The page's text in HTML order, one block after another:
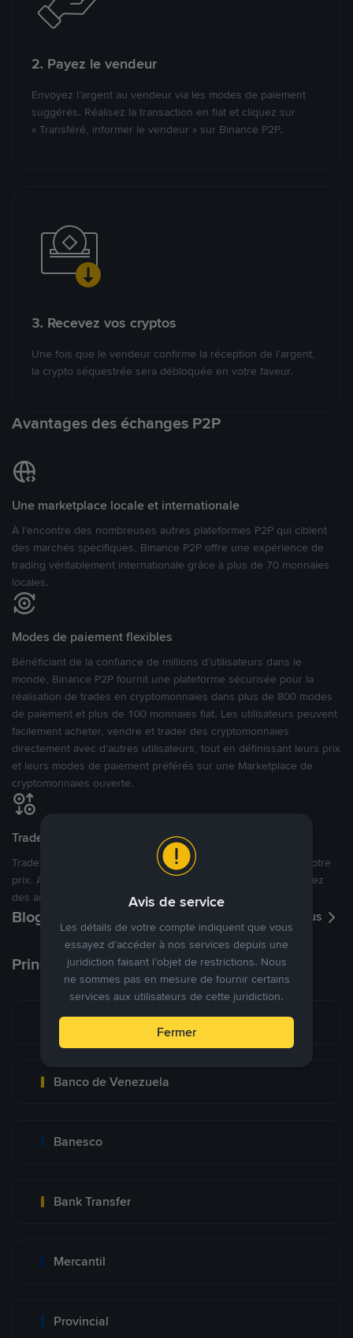
2. Payez le vendeur
Envoyez l’argent au vendeur via les modes de paiement
suggérés. Réalisez la transaction en fiat et cliquez sur
« Transféré, informer le vendeur » sur Binance P2P.
3. Recevez vos cryptos
Une fois que le vendeur confirme la réception de l’argent,
la crypto séquestrée sera débloquée en votre faveur.
Avantages des échanges P2P
Une marketplace locale et internationale
À l’encontre des nombreuses autres plateformes P2P qui ciblent
des marchés spécifiques, Binance P2P offre une expérience de
trading véritablement internationale grâce à plus de 70 monnaies
locales.
Modes de paiement flexibles
Bénéficiant de la confiance de millions d’utilisateurs dans le
monde, Binance P2P fournit une plateforme sécurisée pour la
réalisation de trades en cryptomonnaies dans plus de 800 modes
de paiement et plus de 100 monnaies fiat. Les utilisateurs peuvent
facilement acheter, vendre et trader des cryptomonnaies
directement avec d’autres utilisateurs, tout en définissant leurs prix
et leurs modes de paiement préférés sur une Marketplace de
cryptomonnaies ouverte.
Tradez à des prix avantageux pour vous
Tradez des cryptos en étant libres d’acheter et de vendre à votre
prix. Achetez ou vendez à partir des offres existantes, ou créez
des annonces commerciales pour fixer vos propres prix.
Blog P2P Voir plus
Principaux modes de paiement
Pago Movil
Banco de Venezuela
Banesco
Bank Transfer
Mercantil
Provincial
Avis de service
Les détails de votre compte indiquent que vous
essayez d’accéder à nos services depuis une
juridiction faisant l’objet de restrictions. Nous
ne sommes pas en mesure de fournir certains
services aux utilisateurs de cette juridiction.
Fermer